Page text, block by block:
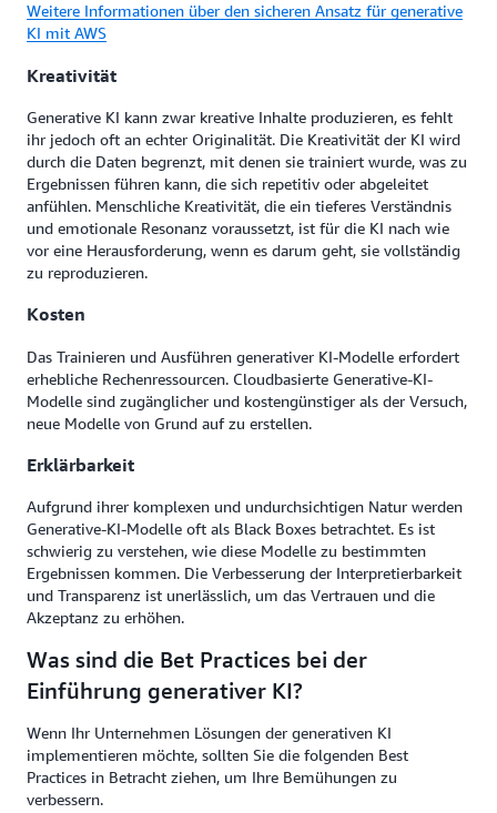
Weitere Informationen über den sicheren Ansatz für generative
KI mit AWS
Kreativität
Generative KI kann zwar kreative Inhalte produzieren, es fehlt
ihr jedoch oft an echter Originalität. Die Kreativität der KI wird
durch die Daten begrenzt, mit denen sie trainiert wurde, was zu
Ergebnissen führen kann, die sich repetitiv oder abgeleitet
anfühlen. Menschliche Kreativität, die ein tieferes Verständnis
und emotionale Resonanz voraussetzt, ist für die KI nach wie
vor eine Herausforderung, wenn es darum geht, sie vollständig
zu reproduzieren.
Kosten
Das Trainieren und Ausführen generativer KI-Modelle erfordert
erhebliche Rechenressourcen. Cloudbasierte Generative-KI-
Modelle sind zugänglicher und kostengünstiger als der Versuch,
neue Modelle von Grund auf zu erstellen.
Erklärbarkeit
Aufgrund ihrer komplexen und undurchsichtigen Natur werden
Generative-KI-Modelle oft als Black Boxes betrachtet. Es ist
schwierig zu verstehen, wie diese Modelle zu bestimmten
Ergebnissen kommen. Die Verbesserung der Interpretierbarkeit
und Transparenz ist unerlässlich, um das Vertrauen und die
Akzeptanz zu erhöhen.
Was sind die Bet Practices bei der
Einführung generativer KI?
Wenn Ihr Unternehmen Lösungen der generativen KI
implementieren möchte, sollten Sie die folgenden Best
Practices in Betracht ziehen, um Ihre Bemühungen zu
verbessern.